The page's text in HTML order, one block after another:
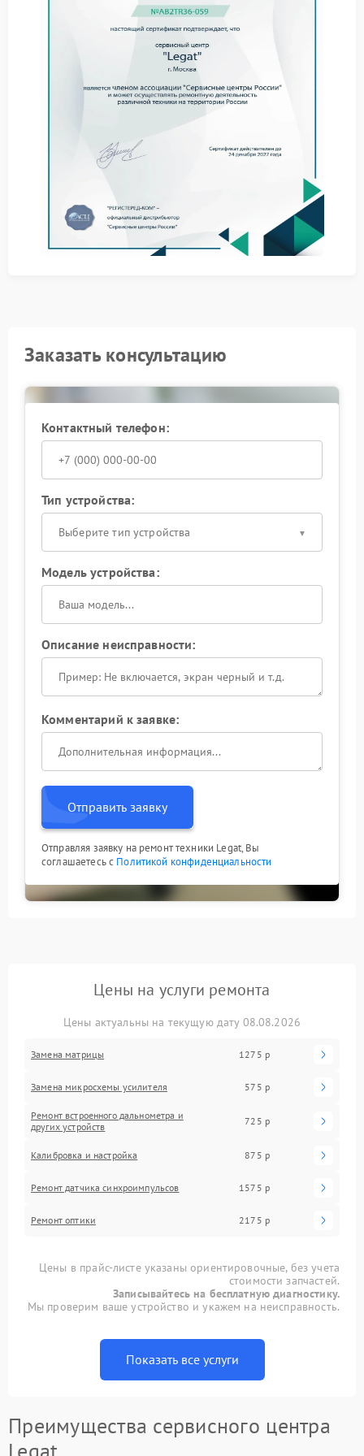
профессиональная диагностика, которую
выполняет сервисный центр Legat. Специалисты
проверяют аккумулятор и контроллер питания,
чтобы восстановить стабильную работу
тепловизора.
Советы по уменьшению
Чтобы продлить время работы тепловизора, стоит
не оставлять устройство включённым без
необходимости;
контролировать температуру и избегать перегрева;
обновлять встроенное ПО по рекомендациям
Заказать консультацию
Контактный телефон:
Тип устройства:
Выберите тип устройства
Модель устройства:
Описание неисправности:
Комментарий к заявке:
Отправить заявку
Отправляя заявку на ремонт техники Legat, Вы
соглашаетесь с Политикой конфиденциальности
Цены на услуги ремонта
Цены актуальны на текущую дату 08.08.2026
Замена матрицы 1275 р
Замена микросхемы усилителя 575 р
Ремонт встроенного дальнометра и
других устройств
725 р
Калибровка и настройка 875 р
Ремонт датчика синхроимпульсов 1575 р
Ремонт оптики 2175 р
Цены в прайс-листе указаны ориентировочные, без учета
стоимости запчастей.
Записывайтесь на бесплатную диагностику.
Мы проверим ваше устройство и укажем на неисправность.
Показать все услуги
Преимущества сервисного центра
Legat